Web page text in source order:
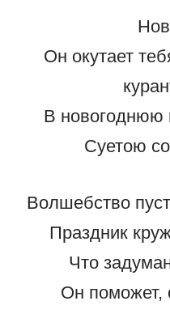
Он окутает
В новогоднюю
Суетою
Волшебство
Праздник
Что
Он поможет,